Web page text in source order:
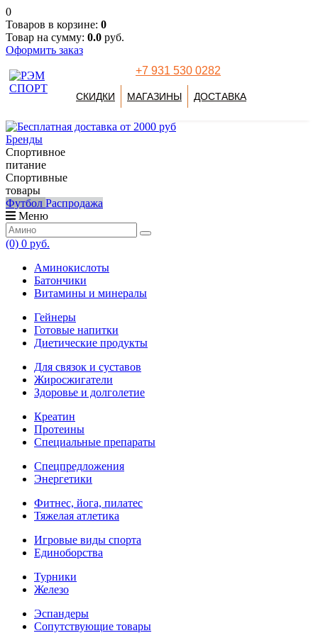
0
Товаров в корзине: 0
Товар на сумму: 0.0 руб.
Оформить заказ
+7 931 530 0282
СКИДКИ МАГАЗИНЫ ДОСТАВКА
Бренды
Спортивное
питание
Спортивные
товары
Футбол Распродажа
Меню
(0) 0 руб.
Аминокислоты
Батончики
Витамины и минералы
Гейнеры
Готовые напитки
Диетические продукты
Для связок и суставов
Жиросжигатели
Здоровье и долголетие
Креатин
Протеины
Специальные препараты
Спецпредложения
Энергетики
Фитнес, йога, пилатес
Тяжелая атлетика
Игровые виды спорта
Единоборства
Турники
Железо
Эспандеры
Сопутствующие товары